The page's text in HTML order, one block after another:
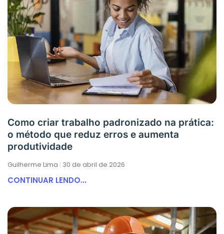
Como criar trabalho padronizado na prática:
o método que reduz erros e aumenta
produtividade
Guilherme Lima 30 de abril de 2026
CONTINUAR LENDO...